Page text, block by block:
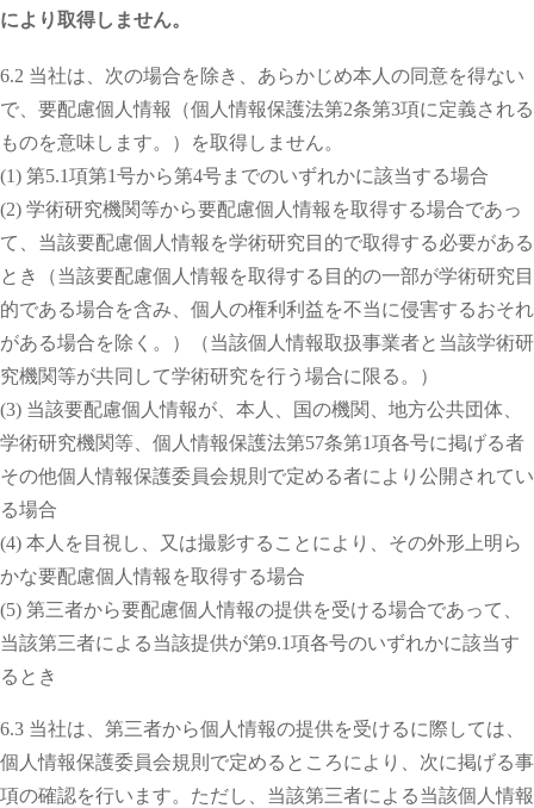
により取得しません。
6.2 当社は、次の場合を除き、あらかじめ本人の同意を得ない
で、要配慮個人情報（個人情報保護法第2条第3項に定義される
ものを意味します。）を取得しません。
(1) 第5.1項第1号から第4号までのいずれかに該当する場合
(2) 学術研究機関等から要配慮個人情報を取得する場合であっ
て、当該要配慮個人情報を学術研究目的で取得する必要がある
とき（当該要配慮個人情報を取得する目的の一部が学術研究目
的である場合を含み、個人の権利利益を不当に侵害するおそれ
がある場合を除く。）（当該個人情報取扱事業者と当該学術研
究機関等が共同して学術研究を行う場合に限る。）
(3) 当該要配慮個人情報が、本人、国の機関、地方公共団体、
学術研究機関等、個人情報保護法第57条第1項各号に掲げる者
その他個人情報保護委員会規則で定める者により公開されてい
る場合
(4) 本人を目視し、又は撮影することにより、その外形上明ら
かな要配慮個人情報を取得する場合
(5) 第三者から要配慮個人情報の提供を受ける場合であって、
当該第三者による当該提供が第9.1項各号のいずれかに該当す
るとき
6.3 当社は、第三者から個人情報の提供を受けるに際しては、
個人情報保護委員会規則で定めるところにより、次に掲げる事
項の確認を行います。ただし、当該第三者による当該個人情報